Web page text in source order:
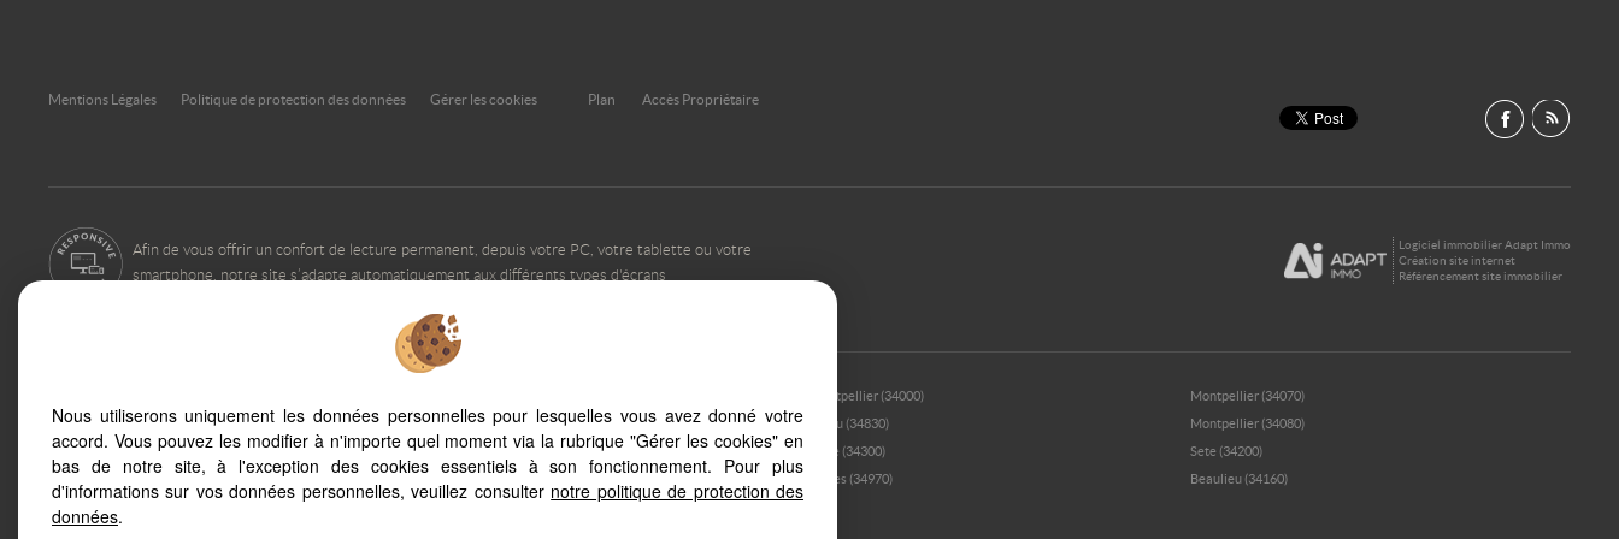
Mentions Légales Politique de protection des données Gérer les cookies Plan Accès Propriétaire
Afin de vous offrir un confort de lecture permanent, depuis votre PC, votre tablette ou votre
smartphone, notre site s’adapte automatiquement aux différents types d'écrans
Logiciel immobilier Adapt Immo
Création site internet
Référencement site immobilier
Montpellier (34000)
Montpellier (34070)
Montpellier (34090)
Le Cres (34920) Jacou (34830)
Montpellier (34080)
Saint Aunes (34130)
Mauguio (34130) Agde (34300)
Sete (34200)
Lattes (34970)
Beaulieu (34160)
Nous utiliserons uniquement les données personnelles pour lesquelles vous avez donné votre
accord. Vous pouvez les modifier à n'importe quel moment via la rubrique "Gérer les cookies" en
bas de notre site, à l'exception des cookies essentiels à son fonctionnement. Pour plus
d'informations sur vos données personnelles, veuillez consulter notre politique de protection des
données.